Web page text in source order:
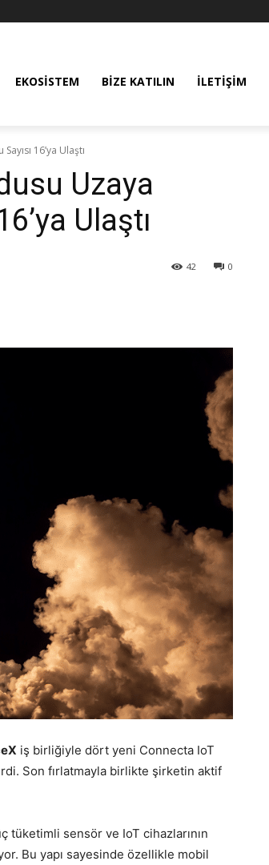
EKOSISTEM BIZE KATILIN İLETIŞIM
16’ya Ulaştı
Uzaya
Ulaştı
0
42
iş birliğiyle dört yeni Connecta IoT
Son fırlatmayla birlikte şirketin aktif
tüketimli sensör ve IoT cihazlarının
Bu yapı sayesinde özellikle mobil